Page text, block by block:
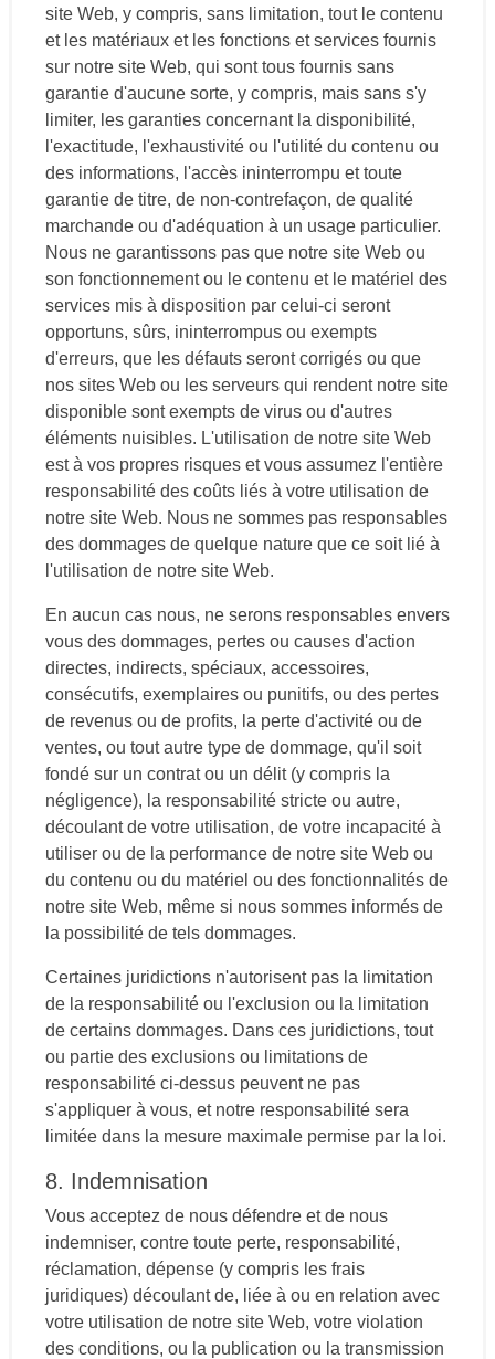
site Web, y compris, sans limitation, tout le contenu
et les matériaux et les fonctions et services fournis
sur notre site Web, qui sont tous fournis sans
garantie d'aucune sorte, y compris, mais sans s'y
limiter, les garanties concernant la disponibilité,
l'exactitude, l'exhaustivité ou l'utilité du contenu ou
des informations, l'accès ininterrompu et toute
garantie de titre, de non-contrefaçon, de qualité
marchande ou d'adéquation à un usage particulier.
Nous ne garantissons pas que notre site Web ou
son fonctionnement ou le contenu et le matériel des
services mis à disposition par celui-ci seront
opportuns, sûrs, ininterrompus ou exempts
d'erreurs, que les défauts seront corrigés ou que
nos sites Web ou les serveurs qui rendent notre site
disponible sont exempts de virus ou d'autres
éléments nuisibles. L'utilisation de notre site Web
est à vos propres risques et vous assumez l'entière
responsabilité des coûts liés à votre utilisation de
notre site Web. Nous ne sommes pas responsables
des dommages de quelque nature que ce soit lié à
l'utilisation de notre site Web.
En aucun cas nous, ne serons responsables envers
vous des dommages, pertes ou causes d'action
directes, indirects, spéciaux, accessoires,
consécutifs, exemplaires ou punitifs, ou des pertes
de revenus ou de profits, la perte d'activité ou de
ventes, ou tout autre type de dommage, qu'il soit
fondé sur un contrat ou un délit (y compris la
négligence), la responsabilité stricte ou autre,
découlant de votre utilisation, de votre incapacité à
utiliser ou de la performance de notre site Web ou
du contenu ou du matériel ou des fonctionnalités de
notre site Web, même si nous sommes informés de
la possibilité de tels dommages.
Certaines juridictions n'autorisent pas la limitation
de la responsabilité ou l'exclusion ou la limitation
de certains dommages. Dans ces juridictions, tout
ou partie des exclusions ou limitations de
responsabilité ci-dessus peuvent ne pas
s'appliquer à vous, et notre responsabilité sera
limitée dans la mesure maximale permise par la loi.
8. Indemnisation
Vous acceptez de nous défendre et de nous
indemniser, contre toute perte, responsabilité,
réclamation, dépense (y compris les frais
juridiques) découlant de, liée à ou en relation avec
votre utilisation de notre site Web, votre violation
des conditions, ou la publication ou la transmission